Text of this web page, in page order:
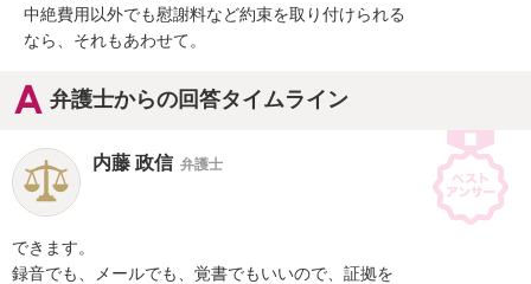
中絶費用以外でも慰謝料など約束を取り付けられる
なら、それもあわせて。
弁護士からの回答タイムライン
内藤 政信 弁護士
できます。
録音でも、メールでも、覚書でもいいので、証拠を